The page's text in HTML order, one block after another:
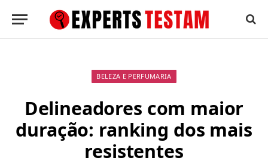
BELEZA E PERFUMARIA
Delineadores com maior
duração: ranking dos mais
resistentes